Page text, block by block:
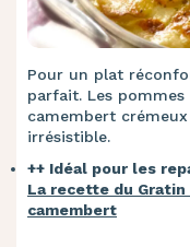
Pour un plat
parfait. Les
camembert
irrésistible.
++ Idéal pour les
La recette du
camembert